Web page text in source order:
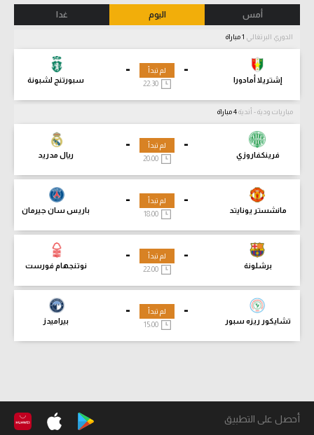
أمس اليوم غدا
الدوري البرتغالي
-
إشتريلا أمادورا
-
سبورتنج لشبونة
لم تبدأ
مباريات ودية - أندية
-
فرينكفاروزي
-
ريال مدريد
لم تبدأ
-
مانشستر يونايتد
-
باريس سان جيرمان
لم تبدأ
18:00
-
برشلونة
-
نوتنجهام فورست
لم تبدأ
-
تشايكور ريزه سبور
-
بيراميدز
لم تبدأ
15:00
أحصل على التطبيق